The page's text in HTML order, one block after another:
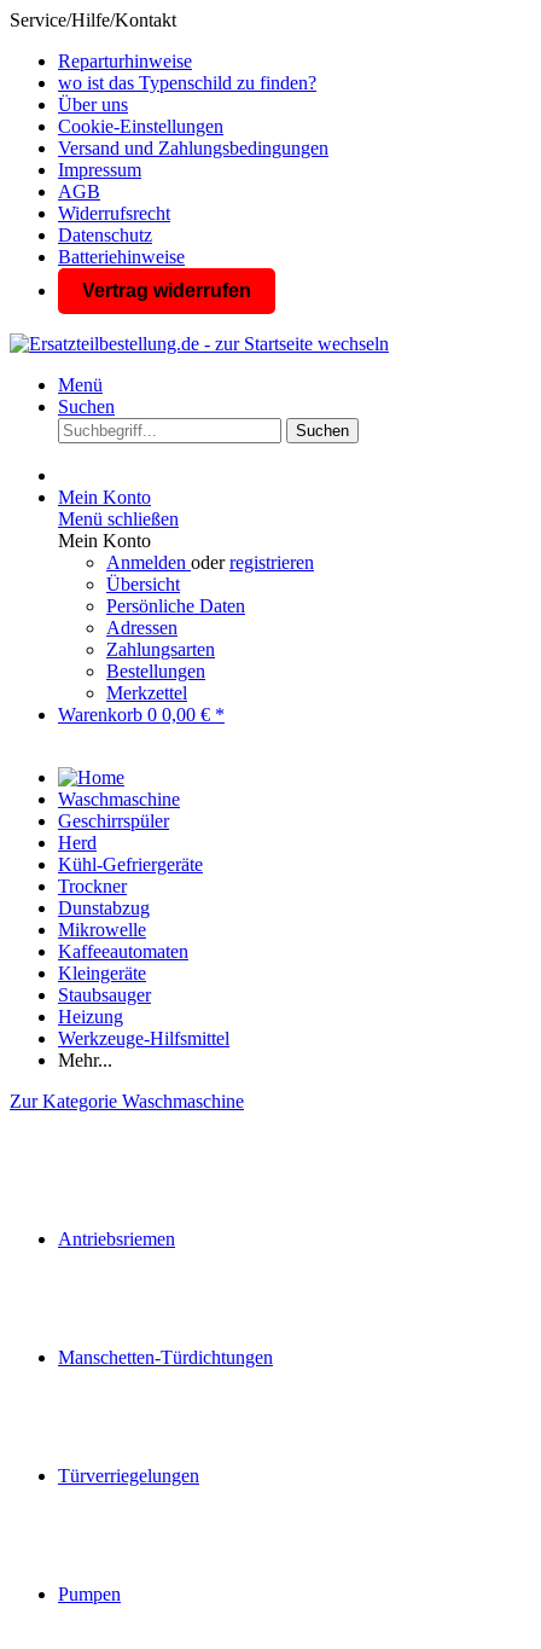
Service/Hilfe/Kontakt
Reparturhinweise
wo ist das Typenschild zu finden?
Über uns
Cookie-Einstellungen
Versand und Zahlungsbedingungen
Impressum
AGB
Widerrufsrecht
Datenschutz
Batteriehinweise
Vertrag widerrufen
Menü
Suchen
Suchen
Mein Konto
Menü schließen
Mein Konto
Anmelden oderregistrieren
Übersicht
Persönliche Daten
Adressen
Zahlungsarten
Bestellungen
Merkzettel
Warenkorb 0 0,00 € *
Waschmaschine
Geschirrspüler
Herd
Kühl-Gefriergeräte
Trockner
Dunstabzug
Mikrowelle
Kaffeeautomaten
Kleingeräte
Staubsauger
Heizung
Werkzeuge-Hilfsmittel
Mehr...
Zur Kategorie Waschmaschine
Antriebsriemen
Manschetten-Türdichtungen
Türverriegelungen
Pumpen